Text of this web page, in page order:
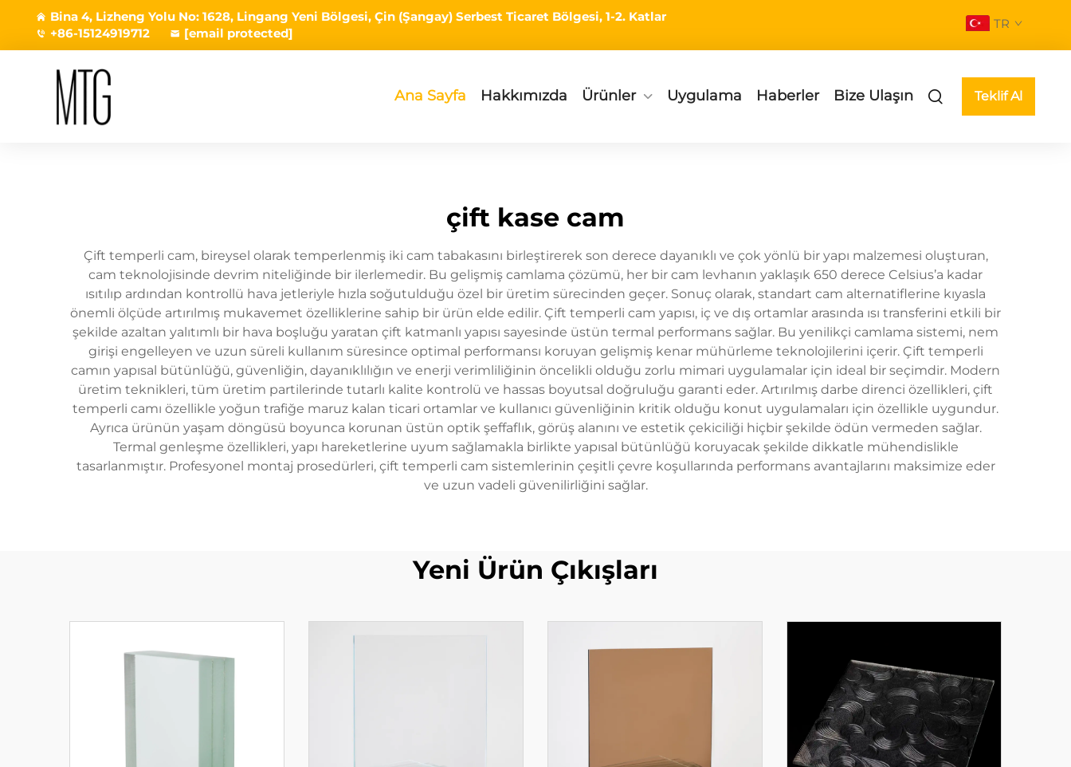
Bina 4, Lizheng Yolu No: 1628, Lingang Yeni Bölgesi, Çin (Şangay) Serbest Ticaret Bölgesi, 1-2. Katlar
+86-15124919712
[email protected]
TR
Ana Sayfa Hakkımızda Ürünler Uygulama Haberler Bize Ulaşın Teklif Al
çift kase cam
Çift temperli cam, bireysel olarak temperlenmiş iki cam tabakasını birleştirerek son derece dayanıklı ve çok yönlü bir yapı malzemesi oluşturan,
cam teknolojisinde devrim niteliğinde bir ilerlemedir. Bu gelişmiş camlama çözümü, her bir cam levhanın yaklaşık 650 derece Celsius’a kadar
ısıtılıp ardından kontrollü hava jetleriyle hızla soğutulduğu özel bir üretim sürecinden geçer. Sonuç olarak, standart cam alternatiflerine kıyasla
önemli ölçüde artırılmış mukavemet özelliklerine sahip bir ürün elde edilir. Çift temperli cam yapısı, iç ve dış ortamlar arasında ısı transferini etkili bir
şekilde azaltan yalıtımlı bir hava boşluğu yaratan çift katmanlı yapısı sayesinde üstün termal performans sağlar. Bu yenilikçi camlama sistemi, nem
girişi engelleyen ve uzun süreli kullanım süresince optimal performansı koruyan gelişmiş kenar mühürleme teknolojilerini içerir. Çift temperli
camın yapısal bütünlüğü, güvenliğin, dayanıklılığın ve enerji verimliliğinin öncelikli olduğu zorlu mimari uygulamalar için ideal bir seçimdir. Modern
üretim teknikleri, tüm üretim partilerinde tutarlı kalite kontrolü ve hassas boyutsal doğruluğu garanti eder. Artırılmış darbe direnci özellikleri, çift
temperli camı özellikle yoğun trafiğe maruz kalan ticari ortamlar ve kullanıcı güvenliğinin kritik olduğu konut uygulamaları için özellikle uygundur.
Ayrıca ürünün yaşam döngüsü boyunca korunan üstün optik şeffaflık, görüş alanını ve estetik çekiciliği hiçbir şekilde ödün vermeden sağlar.
Termal genleşme özellikleri, yapı hareketlerine uyum sağlamakla birlikte yapısal bütünlüğü koruyacak şekilde dikkatle mühendislikle
tasarlanmıştır. Profesyonel montaj prosedürleri, çift temperli cam sistemlerinin çeşitli çevre koşullarında performans avantajlarını maksimize eder
ve uzun vadeli güvenilirliğini sağlar.
Yeni Ürün Çıkışları